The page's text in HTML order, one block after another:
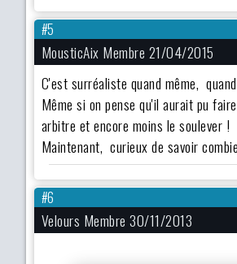
#5
MousticAix Membre 21/04/2015
C'est surréaliste quand même,
Même si on pense qu'il aurait pu
arbitre et encore moins le soulever !
Maintenant, curieux de savoir
#6
Velours Membre 30/11/2013